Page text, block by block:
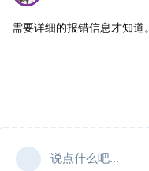
需要详细的报错信息才知道。
说点什么吧...